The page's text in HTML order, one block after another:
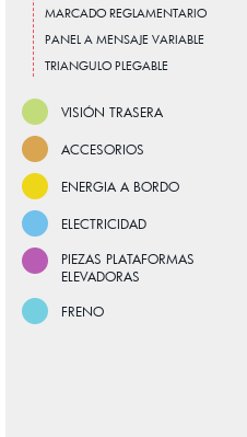
MARCADO REGLAMENTARIO
PANEL A MENSAJE VARIABLE
TRIANGULO PLEGABLE
VISIÓN TRASERA
ACCESORIOS
ENERGIA A BORDO
ELECTRICIDAD
PIEZAS PLATAFORMAS
ELEVADORAS
FRENO